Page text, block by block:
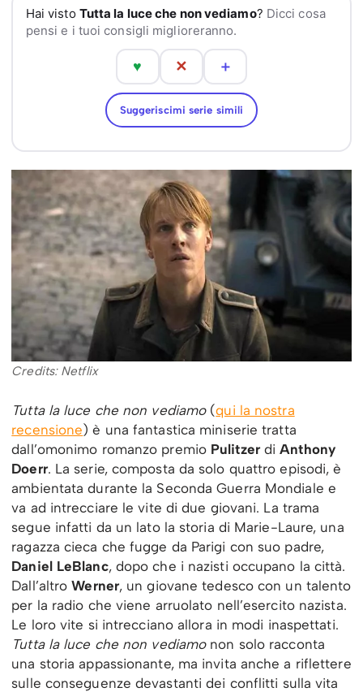
Hai visto Tutta la luce che non vediamo? Dicci cosa
pensi e i tuoi consigli miglioreranno.
♥ ✕ ＋
Suggeriscimi serie simili
Credits: Netflix
Tutta la luce che non vediamo(qui la nostra
recensione) è una fantastica miniserie tratta
dall’omonimo romanzo premio PulitzerdiAnthony
Doerr. La serie, composta da solo quattro episodi, è
ambientata durante la Seconda Guerra Mondiale e
va ad intrecciare le vite di due giovani. La trama
segue infatti da un lato la storia di Marie-Laure, una
ragazza cieca che fugge da Parigi con suo padre,
Daniel LeBlanc, dopo che i nazisti occupano la città.
Dall’altroWerner, un giovane tedesco con un talento
per la radio che viene arruolato nell’esercito nazista.
Le loro vite si intrecciano allora in modi inaspettati.
Tutta la luce che non vediamonon solo racconta
una storia appassionante, ma invita anche a riflettere
sulle conseguenze devastanti dei conflitti sulla vita